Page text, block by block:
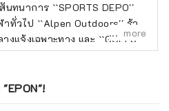
ทนาการ ``SPORTS DEPO''
ทั่วไป ``Alpen Outdoors'' ร้าน
แจ้งเฉพาะทาง และ ``GOLF5''
กอล์ฟเฉพาะทาง เปิดให้บริการ
เครื่องแต่งกายและรองเท้าที่ทัน
อผลิตภัณฑ์และบริการที่หลาก
more